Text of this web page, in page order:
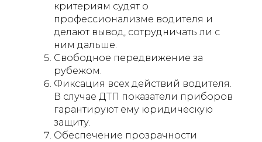
критериям судят о
профессионализме водителя и
делают вывод, сотрудничать ли с
ним дальше.
Свободное передвижение за
рубежом.
Фиксация всех действий водителя.
В случае ДТП показатели приборов
гарантируют ему юридическую
защиту.
Обеспечение прозрачности